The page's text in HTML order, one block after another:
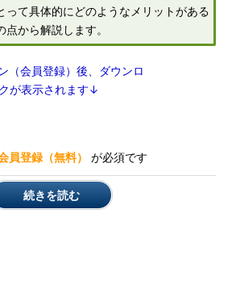
って具体的にどのようなメリットがある
から解説します。
（会員登録）後、ダウンロ
が表示されます↓
員登録（無料） が必須です
続きを読む